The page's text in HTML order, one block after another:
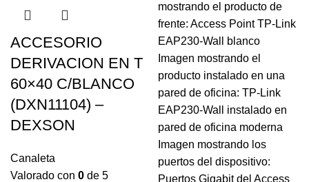
ACCESORIO
DERIVACION EN T
60×40 C/BLANCO
(DXN11104) –
DEXSON
Canaleta
Valorado con 0 de 5